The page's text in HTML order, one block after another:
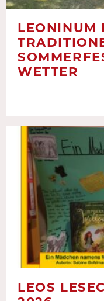
LEONINUM
WETTER
LEOS